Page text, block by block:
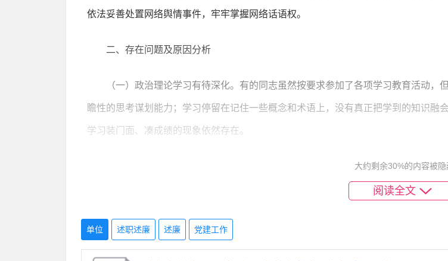
依法妥善处置网络舆情事件，牢牢掌握网络话语权。
二、存在问题及原因分析
（一）政治理论学习有待深化。有的同志虽然按要求参加了各项学习教育活动
瞻性的思考谋划能力；学习停留在记住一些概念和术语上，没有真正把学到的知识
学习装门面、凑成绩的现象依然存在。
（二）履行岗位职责有待提高。主要表现在运用法治思维和法治方式解决问题的
和开拓进取精神不够强烈；个别同志习惯于按部就班，工作中凭经验办事、凭感觉决
（三）解决群众诉求有待增强。信访维稳工作还存在不少薄弱环节。信访事项重
程度不够高，没有亲力亲为做好接待处理和矛盾协调工作；部分同事习惯于把信访
大约剩余30%的内容被隐
阅读全文
单位 述职述廉 述廉 党建工作